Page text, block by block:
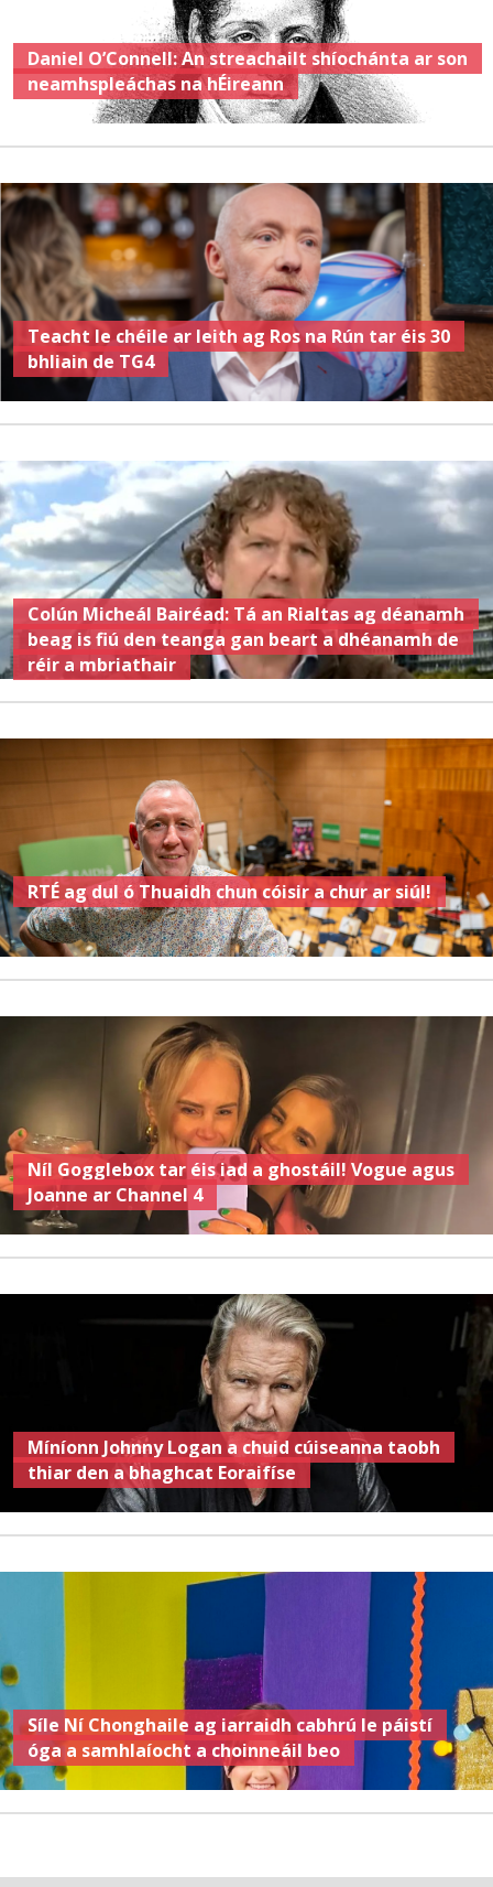
Daniel O’Connell: An streachailt shíochánta ar son
neamhspleáchas na hÉireann
Teacht le chéile ar leith ag Ros na Rún tar éis 30
bhliain de TG4
Colún Micheál Bairéad: Tá an Rialtas ag déanamh
beag is fiú den teanga gan beart a dhéanamh de
réir a mbriathair
RTÉ ag dul ó Thuaidh chun cóisir a chur ar siúl!
Níl Gogglebox tar éis iad a ghostáil! Vogue agus
Joanne ar Channel 4
Míníonn Johnny Logan a chuid cúiseanna taobh
thiar den a bhaghcat Eoraifíse
Síle Ní Chonghaile ag iarraidh cabhrú le páistí
óga a samhlaíocht a choinneáil beo